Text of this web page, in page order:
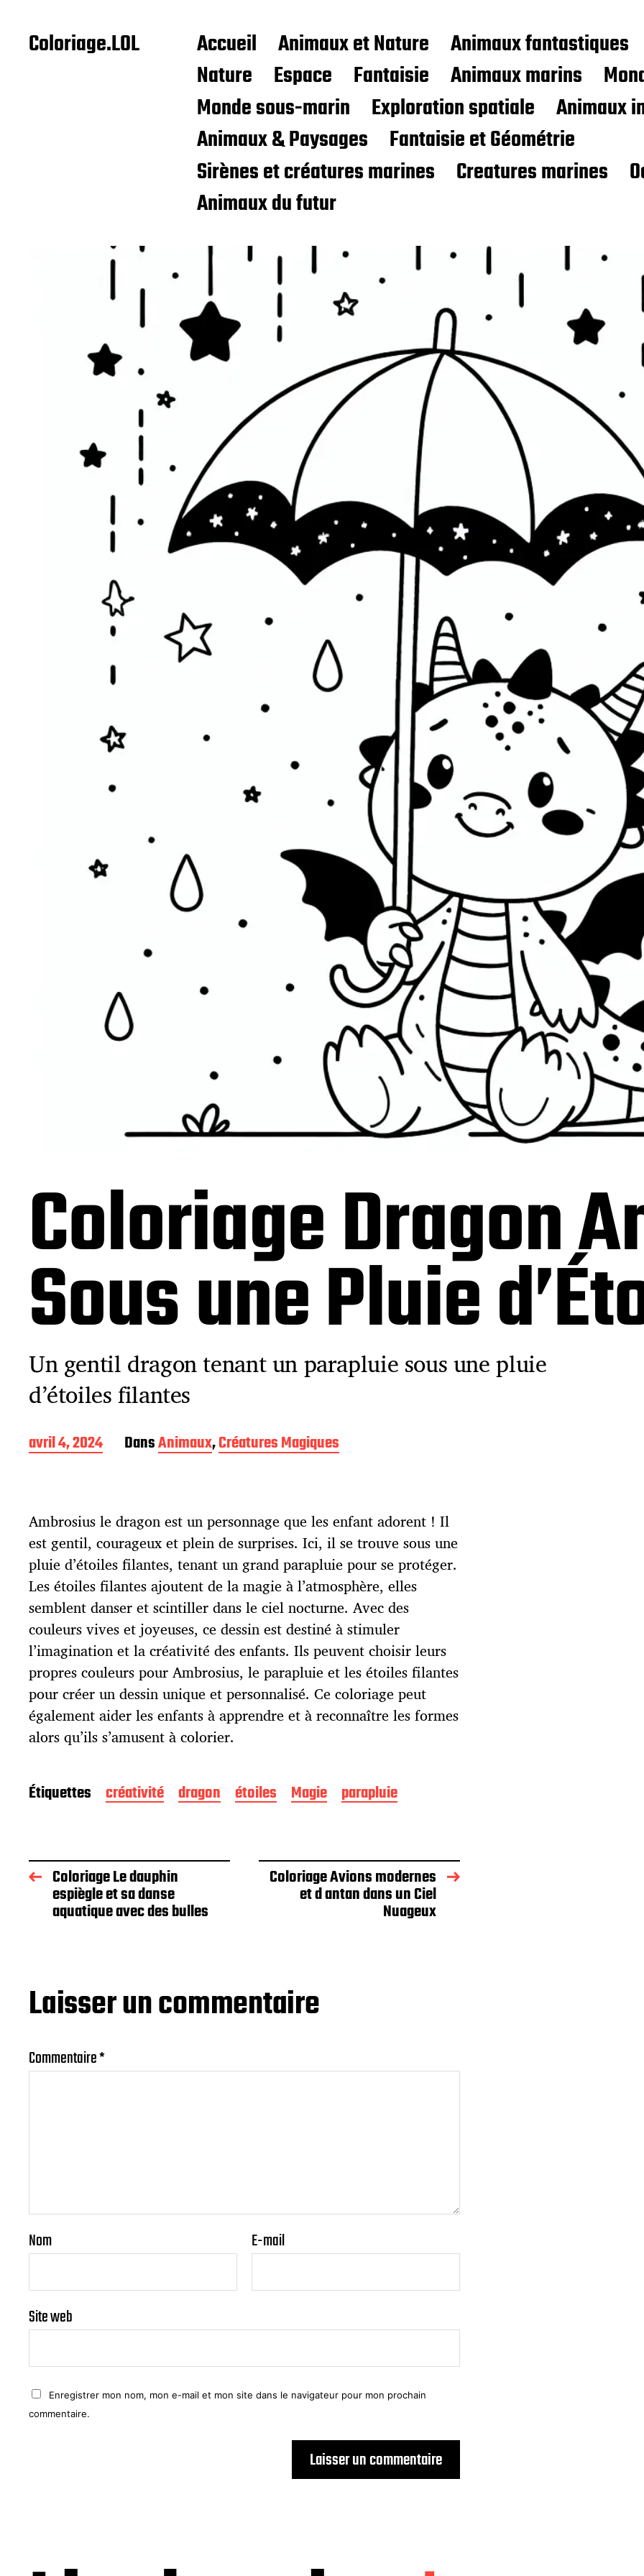
Coloriage.LOL Accueil Animaux et Nature
Animaux fantastiques
Nature
Espace Fantaisie Animaux marins
Monde sous-marin
Exploration spatiale
Animaux
Animaux & Paysages
Fantaisie et Géométrie
Sirènes et créatures marines
Creatures marines
Animaux du futur
Coloriage Dragon
Sous une Pluie
Un gentil dragon tenant un parapluie sous une pluie
d’étoiles filantes
D
a
e
p
u
b
l
i
c
a
t
i
o
n
avril 4, 2024 DansAnimaux,Créatures Magiques
Ambrosius le dragon est un personnage que les enfant adorent ! Il
est gentil, courageux et plein de surprises. Ici, il se trouve sous une
pluie d’étoiles filantes, tenant un grand parapluie pour se protéger.
Les étoiles filantes ajoutent de la magie à l’atmosphère, elles
semblent danser et scintiller dans le ciel nocturne. Avec des
couleurs vives et joyeuses, ce dessin est destiné à stimuler
l’imagination et la créativité des enfants. Ils peuvent choisir leurs
propres couleurs pour Ambrosius, le parapluie et les étoiles filantes
pour créer un dessin unique et personnalisé. Ce coloriage peut
également aider les enfants à apprendre et à reconnaître les formes
alors qu’ils s’amusent à colorier.
Étiquettes créativité dragon étoiles Magie parapluie
Coloriage Le dauphin
espiègle et sa danse
aquatique avec des bulles
Coloriage Avions modernes
et d antan dans un Ciel
Nuageux
Laisser un commentaire
Commentaire*
Nom E-mail
Site web
Enregistrer mon nom, mon e-mail et mon site dans le navigateur pour mon prochain
commentaire.